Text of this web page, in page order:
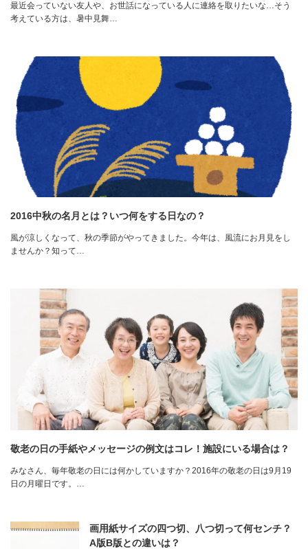
最近会っていない友人や、お世話になっている人に連絡を取りたいな…そう
考えている方は、暑中見舞…
2016中秋の名月とは？いつ何をする日なの？
風が涼しくなって、秋の季節がやってきました。今年は、風流にお月見をし
ませんか？知って…
敬老の日の手紙やメッセージの例文はコレ！施設にいる場合は？
みなさん、毎年敬老の日には何かしていますか？2016年の敬老の日は9月19
日の月曜日です。…
画用紙サイズの四つ切、八つ切って何センチ？
A版B版との違いは？